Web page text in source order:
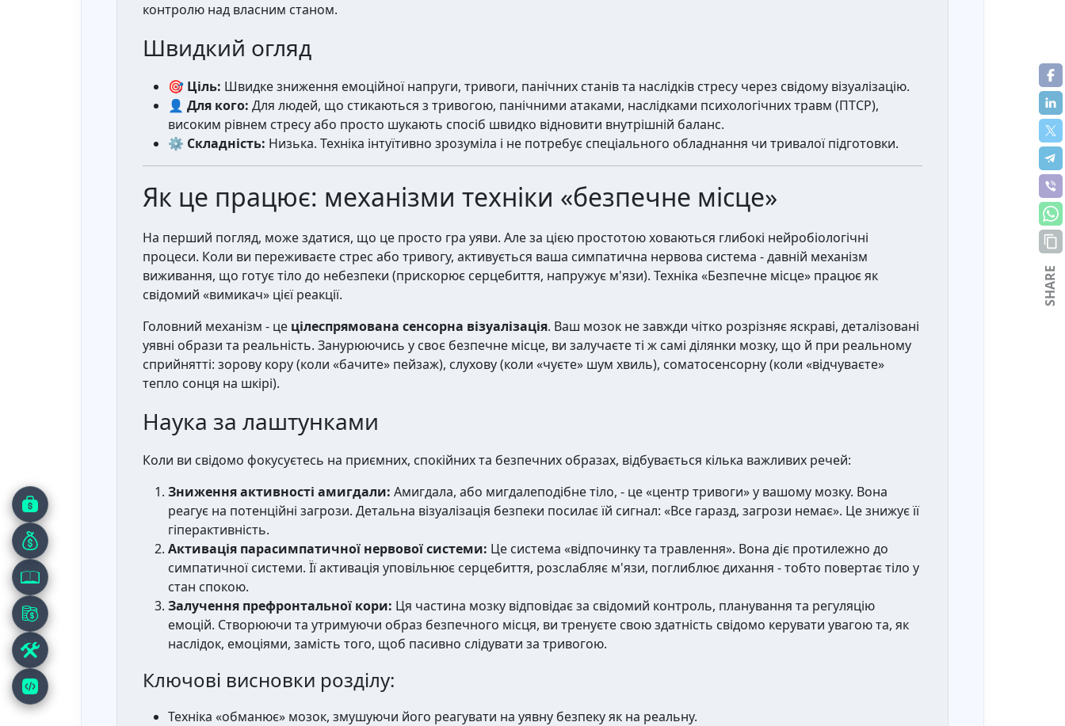
контролю над власним станом.
Швидкий огляд
🎯 Ціль: Швидке зниження емоційної напруги, тривоги, панічних станів та наслідків стресу через свідому візуалізацію.
👤 Для кого: Для людей, що стикаються з тривогою, панічними атаками, наслідками психологічних травм (ПТСР),
високим рівнем стресу або просто шукають спосіб швидко відновити внутрішній баланс.
⚙️ Складність: Низька. Техніка інтуїтивно зрозуміла і не потребує спеціального обладнання чи тривалої підготовки.
Як це працює: механізми техніки «безпечне місце»
На перший погляд, може здатися, що це просто гра уяви. Але за цією простотою ховаються глибокі нейробіологічні
процеси. Коли ви переживаєте стрес або тривогу, активується ваша симпатична нервова система - давній механізм
виживання, що готує тіло до небезпеки (прискорює серцебиття, напружує м'язи). Техніка «Безпечне місце» працює як
свідомий «вимикач» цієї реакції.
Головний механізм - це цілеспрямована сенсорна візуалізація. Ваш мозок не завжди чітко розрізняє яскраві, деталізовані
уявні образи та реальність. Занурюючись у своє безпечне місце, ви залучаєте ті ж самі ділянки мозку, що й при реальному
сприйнятті: зорову кору (коли «бачите» пейзаж), слухову (коли «чуєте» шум хвиль), соматосенсорну (коли «відчуваєте»
тепло сонця на шкірі).
Наука за лаштунками
Коли ви свідомо фокусуєтесь на приємних, спокійних та безпечних образах, відбувається кілька важливих речей:
Зниження активності амигдали: Амигдала, або мигдалеподібне тіло, - це «центр тривоги» у вашому мозку. Вона
реагує на потенційні загрози. Детальна візуалізація безпеки посилає їй сигнал: «Все гаразд, загрози немає». Це знижує її
гіперактивність.
Активація парасимпатичної нервової системи: Це система «відпочинку та травлення». Вона діє протилежно до
симпатичної системи. Її активація уповільнює серцебиття, розслабляє м'язи, поглиблює дихання - тобто повертає тіло у
стан спокою.
Залучення префронтальної кори: Ця частина мозку відповідає за свідомий контроль, планування та регуляцію
емоцій. Створюючи та утримуючи образ безпечного місця, ви тренуєте свою здатність свідомо керувати увагою та, як
наслідок, емоціями, замість того, щоб пасивно слідувати за тривогою.
Ключові висновки розділу:
Техніка «обманює» мозок, змушуючи його реагувати на уявну безпеку як на реальну.
SHARE